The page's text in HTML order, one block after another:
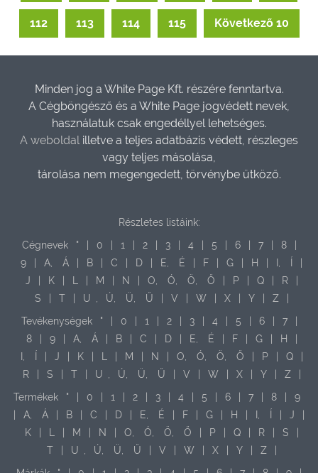
112 113 114 115 Következő 10
Minden jog a White Page Kft. részére fenntartva.
A Cégböngésző és a White Page jogvédett nevek,
használatuk csak engedéllyel lehetséges.
A weboldal illetve a teljes adatbázis védett, részleges
vagy teljes másolása,
tárolása nem megengedett, törvénybe ütköző.
Részletes listáink:
Cégnevek
" 0 1 2 3 4 5 6 7 8
9
A, Á B C D E, É F G H
J
K M N O, Ó, Ö, Ő P Q R
S
T U Ú, Ü, Ű V W X Y Z
Tevékenységek
" 0 1 2 3 4 5 6 7
8
9 A, Á B C D E, É F G H
J K M N O, Ó, Ö, Ő P Q
R
S T U Ú, Ü, Ű V W X Y Z
Termékek
" 0 1 2 3 4 5 6 7 8
9
A, Á B C D E, É F G H J
K
M N O, Ó, Ö, Ő P Q R S
T
U Ú, Ü, Ű V W X Y Z